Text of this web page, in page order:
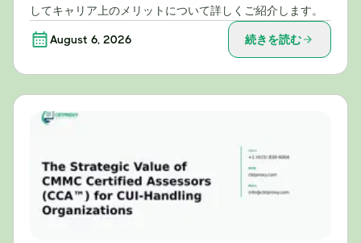
してキャリア上のメリットについて詳しくご紹介します。
August 6, 2026 続きを読む